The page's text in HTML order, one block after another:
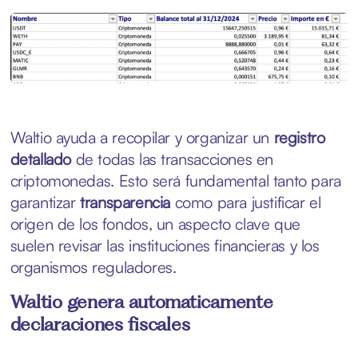
Waltio ayuda a recopilar y organizar un registro
detallado de todas las transacciones en
criptomonedas. Esto será fundamental tanto para
garantizartransparenciacomo para justificar el
origen de los fondos, un aspecto clave que
suelen revisar las instituciones financieras y los
organismos reguladores.
Waltio genera automaticamente
declaraciones fiscales